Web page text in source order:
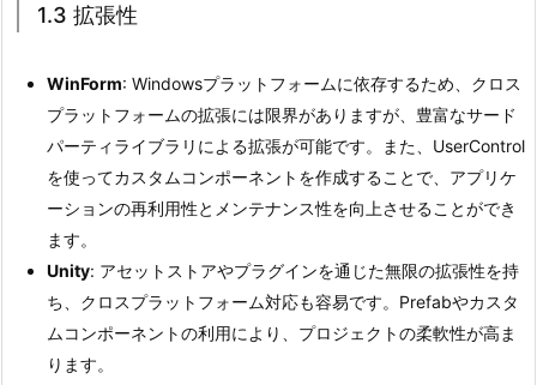
2.
U
I
デ
ザ
イ
ン
と
配
置
2.
1.3 拡張性
WinForm: Windowsプラットフォームに依存するため、クロス
プラットフォームの拡張には限界がありますが、豊富なサード
パーティライブラリによる拡張が可能です。また、UserControl
を使ってカスタムコンポーネントを作成することで、アプリケ
ーションの再利用性とメンテナンス性を向上させることができ
ます。
Unity: アセットストアやプラグインを通じた無限の拡張性を持
ち、クロスプラットフォーム対応も容易です。Prefabやカスタ
ムコンポーネントの利用により、プロジェクトの柔軟性が高ま
ります。